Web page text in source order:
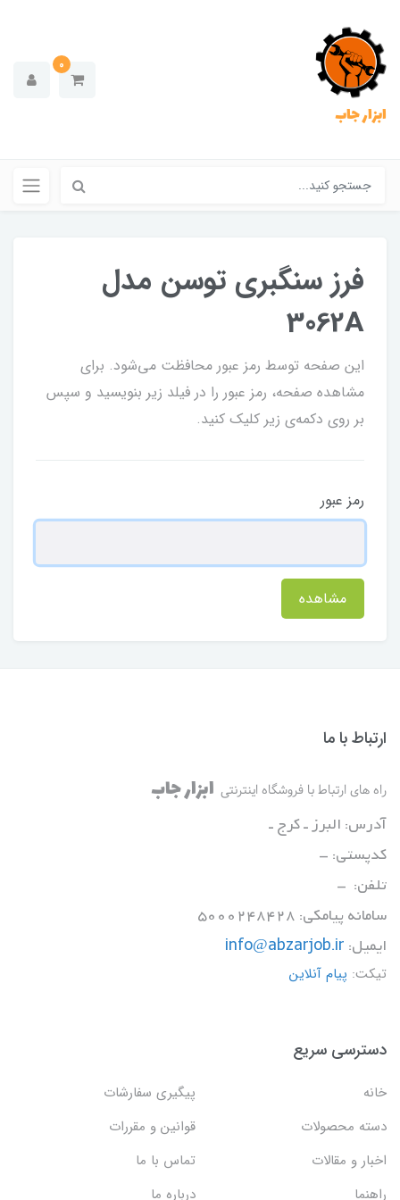
ابزار جاب
0
فرز سنگبری توسن مدل
3062A
این صفحه توسط رمز عبور محافظت می‌شود. برای
مشاهده صفحه، رمز عبور را در فیلد زیر بنویسید و سپس
بر روی دکمه‌ی زیر کلیک کنید.
رمز عبور
مشاهده
ارتباط با ما
راه های ارتباط با فروشگاه اینترنتی ابزار جاب
آدرس: البرز ـ کرج ـ
کدپستی: -
تلفن: -
سامانه پیامکی: 5000248428
ایمیل: info@abzarjob.ir
تیکت: پیام آنلاین
دسترسی سریع
خانه
پیگیری سفارشات
دسته محصولات
قوانین و مقررات
اخبار و مقالات
تماس با ما
راهنما
درباره ما